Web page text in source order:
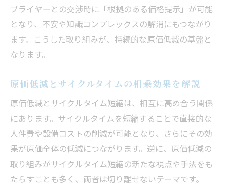
プライヤーとの交渉時に「根拠のある価格提示」が可能
となり、不安や知識コンプレックスの解消にもつながり
ます。こうした取り組みが、持続的な原価低減の基盤と
なります。
原価低減とサイクルタイムの相乗効果を解説
原価低減とサイクルタイム短縮は、相互に高め合う関係
にあります。サイクルタイムを短縮することで直接的な
人件費や設備コストの削減が可能となり、さらにその効
果が原価全体の低減につながります。逆に、原価低減の
取り組みがサイクルタイム短縮の新たな視点や手法をも
たらすことも多く、両者は切り離せないテーマです。